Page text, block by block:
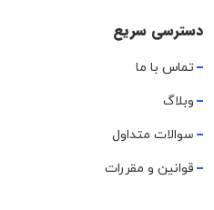
دسترسی سریع
تماس با ما
وبلاگ
سوالات متداول
قوانین و مقررات